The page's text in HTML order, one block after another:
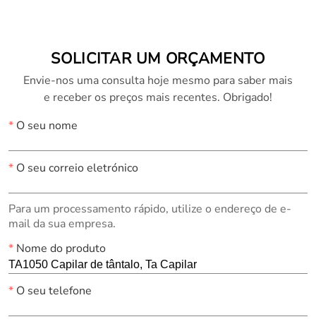
SOLICITAR UM ORÇAMENTO
Envie-nos uma consulta hoje mesmo para saber mais
e receber os preços mais recentes. Obrigado!
*O seu nome
*O seu correio eletrónico
Para um processamento rápido, utilize o endereço de e-
mail da sua empresa.
*Nome do produto
*O seu telefone